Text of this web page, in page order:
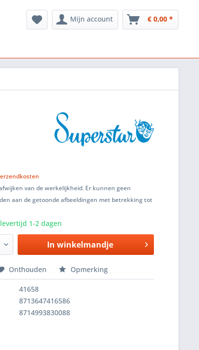
Mijn account € 0,00 *
van de werkelijkheid. Er kunnen geen
aan de getoonde afbeeldingen met betrekking tot
1-2 dagen
In winkelmandje
Onthouden Opmerking
41658
8713647416586
8714993830088